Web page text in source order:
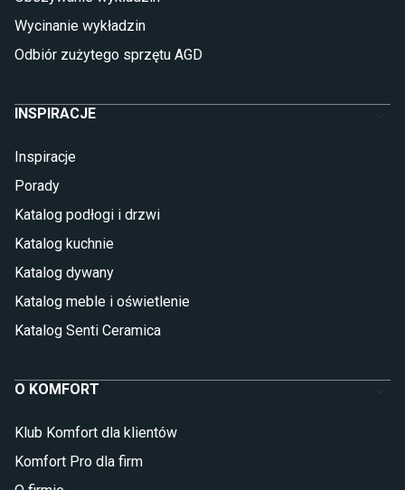
W NOWOCZESNYM STYLU?
STÓŁ VIGO PASUJE
DOSKONALE!
prostą formę z przemyślaną funkcjonalnością.
Biel i dekor w kolorze dąb wotan doskonale
wpisują się w nowoczesne i minimalistyczne
Płytki marmurowe
Wycinanie wykładzin
Odbiór zużytego sprzętu AGD
INSPIRACJE
Inspiracje
Porady
Katalog podłogi i drzwi
Katalog kuchnie
Katalog dywany
Katalog meble i oświetlenie
Katalog Senti Ceramica
O KOMFORT
Klub Komfort dla klientów
Komfort Pro dla firm